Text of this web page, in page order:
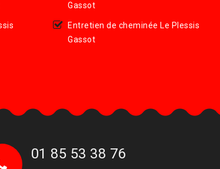
Gassot
Entretien de cheminée Le Plessis
Gassot
01 85 53 38 76